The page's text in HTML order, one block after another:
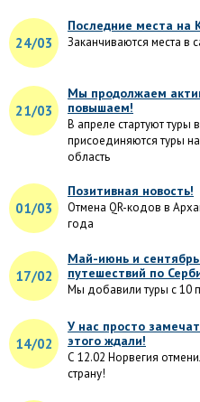
24/03
Последние места на
Заканчиваются места в
21/03
Мы продолжаем
повышаем!
В апреле стартуют туры
присоединяются туры
область
01/03
Позитивная новость!
Отмена QR-кодов в
года
17/02
Май-июнь и
путешествий по
Мы добавили туры с 10
14/02
У нас просто
этого ждали!
С 12.02 Норвегия
страну!